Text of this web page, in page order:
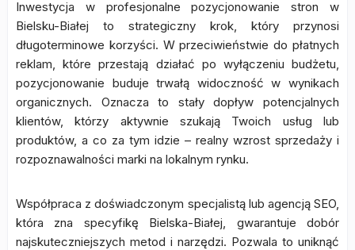
Inwestycja w profesjonalne pozycjonowanie stron w
Bielsku-Białej to strategiczny krok, który przynosi
długoterminowe korzyści. W przeciwieństwie do płatnych
reklam, które przestają działać po wyłączeniu budżetu,
pozycjonowanie buduje trwałą widoczność w wynikach
organicznych. Oznacza to stały dopływ potencjalnych
klientów, którzy aktywnie szukają Twoich usług lub
produktów, a co za tym idzie – realny wzrost sprzedaży i
rozpoznawalności marki na lokalnym rynku.
Współpraca z doświadczonym specjalistą lub agencją SEO,
która zna specyfikę Bielska-Białej, gwarantuje dobór
najskuteczniejszych metod i narzędzi. Pozwala to uniknąć